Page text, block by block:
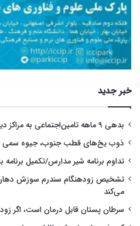
خبر جدید
بدهی ۹ ماهه تامین‌اجتماعی به مراکز دیالیز
ذوب یخ‌های قطب جنوب، جیوه سمی
تداوم برنامه شیر مدارس/تکمیل برنامه
تشخیص زودهنگام سندرم سوزش
می‌کند
سرطان پستان قابل درمان است، اگر